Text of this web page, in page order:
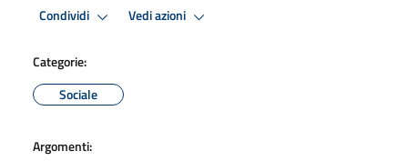
Condividi Vedi azioni
Categorie:
Sociale
Argomenti: